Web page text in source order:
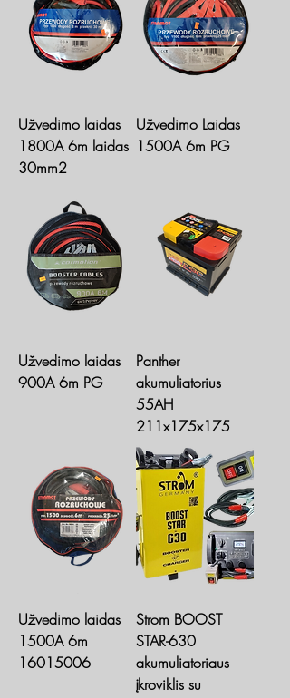
Užvedimo laidas
1800A 6m laidas
30mm2
Užvedimo Laidas
1500A 6m PG
Užvedimo laidas
900A 6m PG
Panther
akumuliatorius
55AH
211x175x175
Užvedimo laidas
1500A 6m
16015006
Strom BOOST
STAR-630
akumuliatoriaus
įkroviklis su